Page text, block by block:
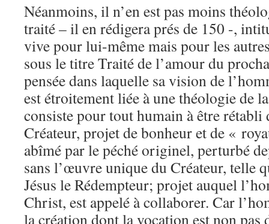
Néanmoins, il n’en est pas moins
traité – il en rédigera prés de 150 -,
vive pour lui-même mais pour les
sous le titre Traité de l’amour du
pensée dans laquelle sa vision de
est étroitement liée à une théologie de
consiste pour tout humain à être
Créateur, projet de bonheur et de «
abîmé par le péché originel, perturbé
sans l’œuvre unique du Créateur, telle
Jésus le Rédempteur; projet auquel
Christ, est appelé à collaborer. Car
la création dont la vocation est non